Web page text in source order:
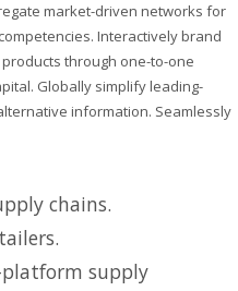
market-driven networks for
Interactively brand
through one-to-one
Globally simplify leading-
information. Seamlessly
chains.
supply